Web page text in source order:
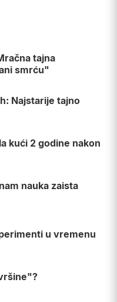
tajna
smrću"
Najstarije tajno
kući 2 godine nakon
nauka zaista
u vremenu